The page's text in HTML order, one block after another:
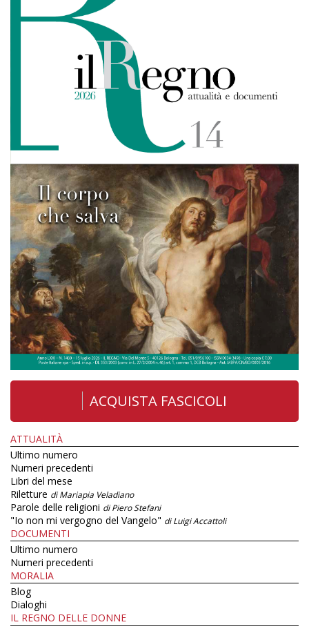
ACQUISTA FASCICOLI
ATTUALITÀ
Ultimo numero
Numeri precedenti
Libri del mese
Riletture di Mariapia Veladiano
Parole delle religioni di Piero Stefani
"Io non mi vergogno del Vangelo" di Luigi Accattoli
DOCUMENTI
Ultimo numero
Numeri precedenti
MORALIA
Blog
Dialoghi
IL REGNO DELLE DONNE